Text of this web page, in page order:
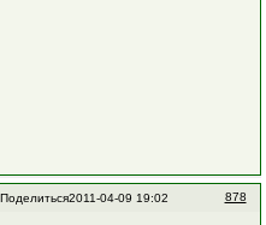
Поделиться 878
2011-04-09 19:02